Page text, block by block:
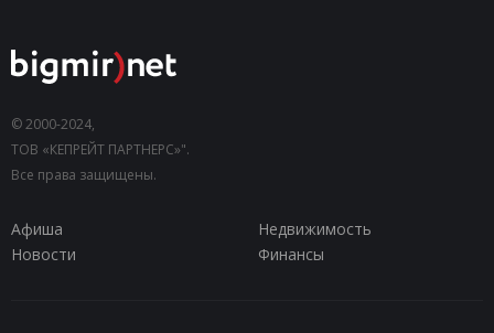
© 2000-2024,
ТОВ «КЕПРЕЙТ ПАРТНЕРС»".
Все права защищены.
Афиша
Недвижимость
Новости
Финансы